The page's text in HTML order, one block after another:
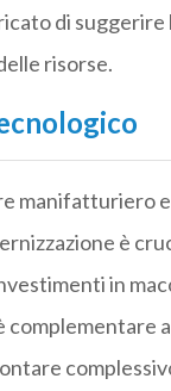
di
risorse.
manifatturiero e
zione è
in
complementare